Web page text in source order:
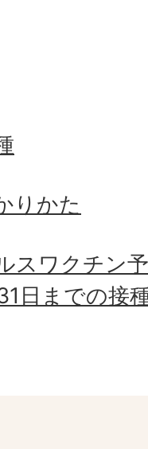
りかた
スワクチン
日までの接